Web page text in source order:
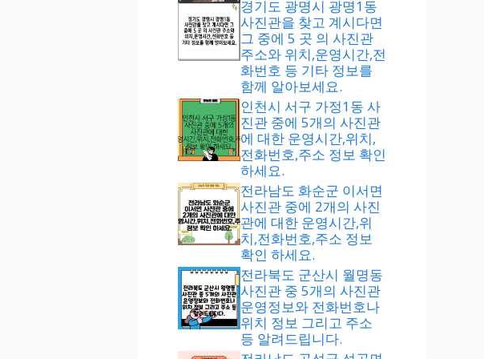
경기도 광명시 광명1동
사진관을 찾고 계시다면
그 중에 5 곳 의 사진관
주소와 위치,운영시간,전
화번호 등 기타 정보를
함께 알아보세요.
인천시 서구 가정1동 사
진관 중에 5개의 사진관
에 대한 운영시간,위치,
전화번호,주소 정보 확인
하세요.
전라남도 화순군 이서면
사진관 중에 2개의 사진
관에 대한 운영시간,위
치,전화번호,주소 정보
확인 하세요.
전라북도 군산시 월명동
사진관 중 5개의 사진관
운영정보와 전화번호나
위치 정보 그리고 주소
등 알려드립니다.